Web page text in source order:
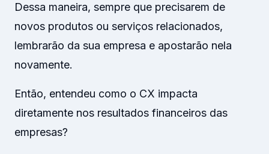
Dessa maneira, sempre que precisarem de
novos produtos ou serviços relacionados,
lembrarão da sua empresa e apostarão nela
novamente.
Então, entendeu como o CX impacta
diretamente nos resultados financeiros das
empresas?